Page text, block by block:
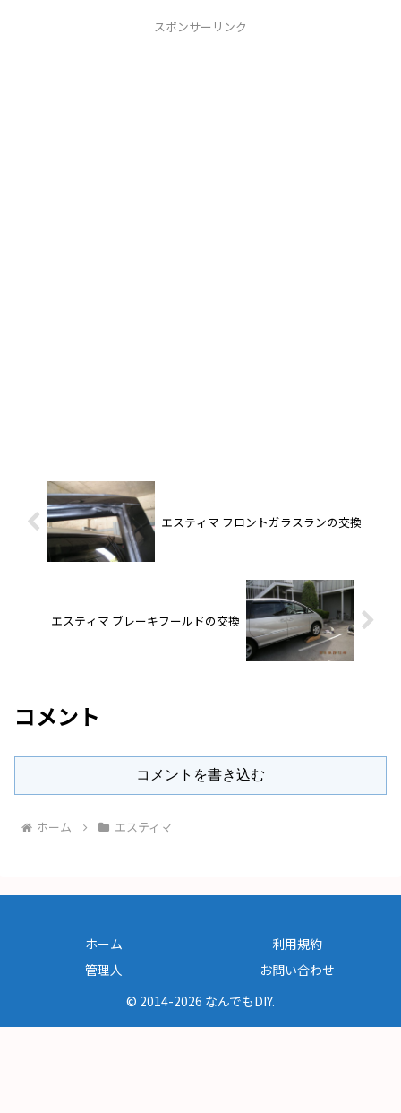
スポンサーリンク
エスティマ フロントガラスランの交換
エスティマ ブレーキフールドの交換
コメント
コメントを書き込む
ホーム エスティマ
ホーム
利用規約
管理人
お問い合わせ
© 2014-2026 なんでもDIY.